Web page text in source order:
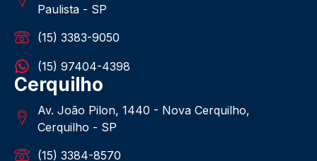
Paulista - SP
(15) 3383-9050
(15) 97404-4398
Cerquilho
Av. João Pilon, 1440 - Nova Cerquilho,
Cerquilho - SP
(15) 3384-8570